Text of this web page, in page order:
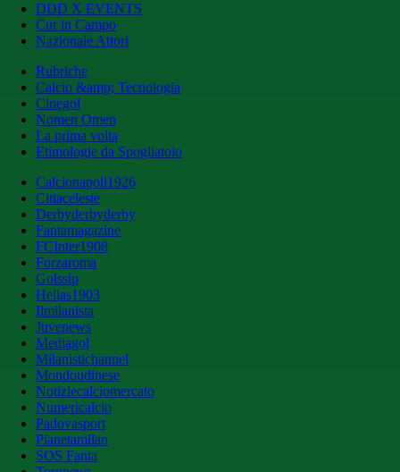
DDD X EVENTS
Cur in Campo
Nazionale Attori
Rubriche
Calcio &amp; Tecnologia
Cinegol
Nomen Omen
La prima volta
Etimologie da Spogliatoio
Calcionapoli1926
Cittaceleste
Derbyderbyderby
Fantamagazine
FCInter1908
Forzaroma
Golssip
Hellas1903
Ilmilanista
Juvenews
Mediagol
Milanistichannel
Mondoudinese
Notiziecalciomercato
Numericalcio
Padovasport
Pianetamilan
SOS Fanta